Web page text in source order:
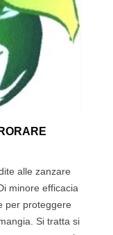
alle zanzare
minore efficacia
per proteggere
Si tratta si